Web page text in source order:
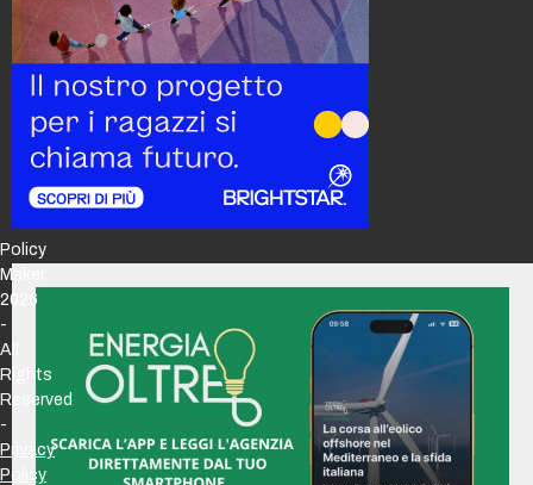
Policy
Maker
2026
-
All
Rights
Reserved
-
Privacy
Policy